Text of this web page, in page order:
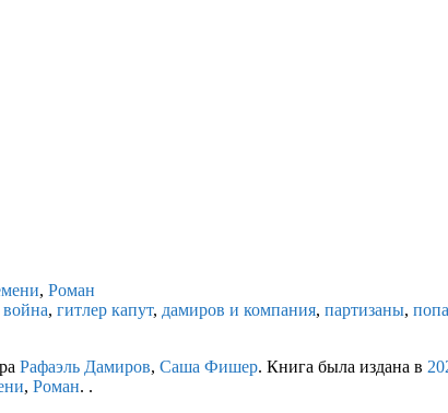
, Роман
война, гитлер капут, дамиров и компания, партизаны,
Рафаэль Дамиров, Саша Фишер. Книга была издана в
, Роман. .